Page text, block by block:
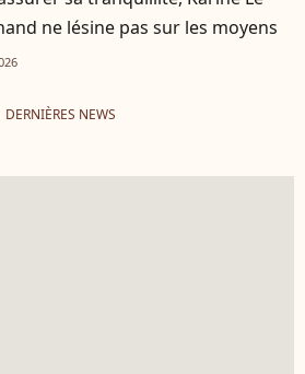
ne lésine pas sur les moyens
DERNIÈRES NEWS